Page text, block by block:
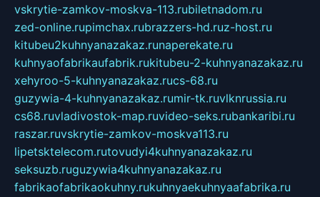
vskrytie-zamkov-moskva-113.rubiletnadom.ru
zed-online.rupimchax.rubrazzers-hd.ruz-host.ru
kitubeu2kuhnyanazakaz.runaperekate.ru
kuhnyaofabrikaufabrik.rukitubeu-2-kuhnyanazakaz.ru
xehyroo-5-kuhnyanazakaz.rucs-68.ru
guzywia-4-kuhnyanazakaz.rumir-tk.ruvlknrussia.ru
cs68.ruvladivostok-map.ruvideo-seks.rubankaribi.ru
raszar.ruvskrytie-zamkov-moskva113.ru
lipetsktelecom.rutovudyi4kuhnyanazakaz.ru
seksuzb.ruguzywia4kuhnyanazakaz.ru
fabrikaofabrikaokuhny.rukuhnyaekuhnyaafabrika.ru